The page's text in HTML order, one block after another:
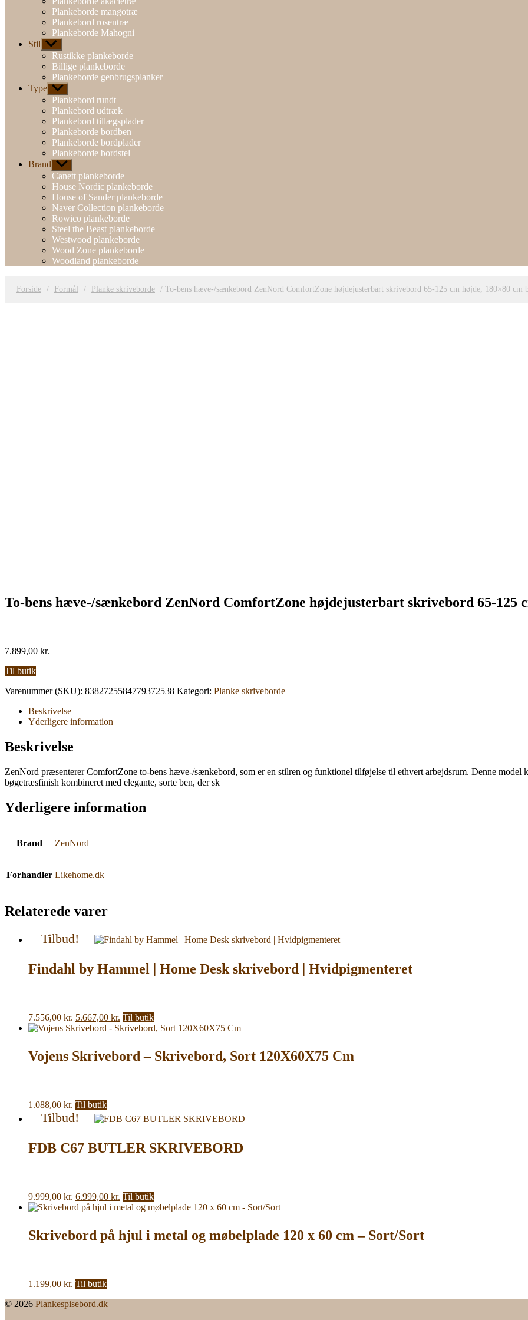
Plankeborde mangotræ
Plankebord rosentræ
Plankeborde Mahogni
Stil Vis
undermenu
Rustikke plankeborde
Billige plankeborde
Plankeborde genbrugsplanker
Type Vis
undermenu
Plankebord rundt
Plankebord udtræk
Plankebord tillægsplader
Plankeborde bordben
Plankeborde bordplader
Plankeborde bordstel
Brand Vis
undermenu
Canett plankeborde
House Nordic plankeborde
House of Sander plankeborde
Naver Collection plankeborde
Rowico plankeborde
Steel the Beast plankeborde
Westwood plankeborde
Wood Zone plankeborde
Woodland plankeborde
Forside / Formål / Planke skriveborde / To-bens hæve-/sænkebord ZenNord ComfortZone højdejusterbart skrivebord 65-125 cm højde, 180×80 cm
To-bens hæve-/sænkebord ZenNord ComfortZone højdejusterbart skrivebord 65-125
7.899,00 kr.
Til butik
Varenummer (SKU): 8382725584779372538 Kategori: Planke skriveborde
Beskrivelse
Yderligere information
Beskrivelse
ZenNord præsenterer ComfortZone to-bens hæve-/sænkebord, som er en stilren og funktionel tilføjelse til ethvert arbejdsrum. Denne model
bøgetræsfinish kombineret med elegante, sorte ben, der sk
Yderligere information
Brand ZenNord
Forhandler Likehome.dk
Relaterede varer
Tilbud!
Findahl by Hammel | Home Desk skrivebord | Hvidpigmenteret
7.556,00kr. Den
oprindelige
var:
7.556,00 kr..
5.667,00 kr. Den
aktuelle
5.667,00 kr..
Til butik
Vojens Skrivebord – Skrivebord, Sort 120X60X75 Cm
1.088,00 kr. Til butik
Tilbud!
FDB C67 BUTLER SKRIVEBORD
9.999,00kr. Den
oprindelige
9.999,00 kr..
6.999,00 kr. Den
aktuelle
er:
6.999,00 kr..
Til butik
Skrivebord på hjul i metal og møbelplade 120 x 60 cm – Sort/Sort
1.199,00 kr. Til butik
© 2026 Plankespisebord.dk